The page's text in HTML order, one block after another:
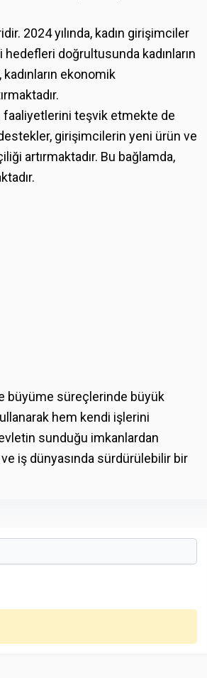
2024 yılında, kadın girişimciler
doğrultusunda kadınların
ekonomik
faaliyetlerini teşvik etmekte de
girişimcilerin yeni ürün ve
artırmaktadır. Bu bağlamda,
büyüme süreçlerinde büyük
hem kendi işlerini
sunduğu imkanlardan
iş dünyasında sürdürülebilir bir